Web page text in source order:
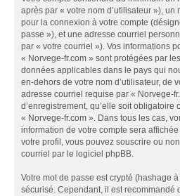
après par « votre nom d’utilisateur »),
pour la connexion à votre compte
passe »), et une adresse courriel
par « votre courriel »). Vos informations
« Norvege-fr.com » sont protégées par
données applicables dans le pays qui
en-dehors de votre nom d’utilisateur, de
adresse courriel requise par « Norvege-
d’enregistrement, qu’elle soit obligatoire
« Norvege-fr.com ». Dans tous les cas,
information de votre compte sera
votre profil, vous pouvez souscrire ou
courriel par le logiciel phpBB.
Votre mot de passe est crypté (hashage
sécurisé. Cependant, il est recommandé